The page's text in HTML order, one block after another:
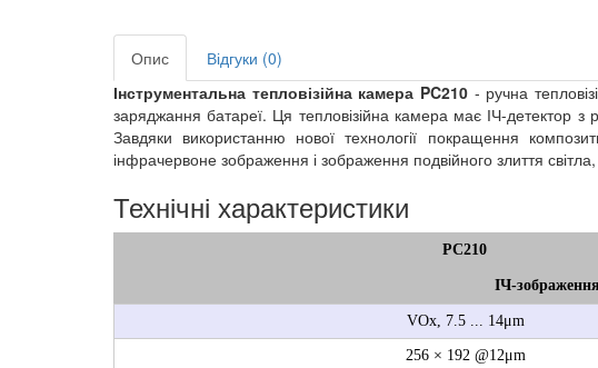
Опис
Відгуки (0)
Інструментальна тепловізійна камера PC210 - ручна
заряджання батареї. Ця тепловізійна камера має ІЧ-детектор з
Завдяки використанню нової технології покращення
інфрачервоне зображення і зображення подвійного злиття
Технічні характеристики
PC210
ІЧ-
VOx, 7.5 ... 14μm
256 × 192 @12μm